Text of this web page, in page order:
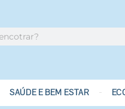
SAÚDE E BEM ESTAR